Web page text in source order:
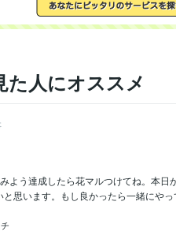
2005年7月 ~ 2006年6月
社 2006年12月 ~ 2013年7月
学校
会社クラウドワークス 2018年1月 ~
クロソフト オフィス スペシャリスト
ドキュメント:5年
PowerPoint:3年
ラーミーショップ:15年
freee:6年勘定奉
恋愛
人にオススメ
よう達成したら花マルつけてね。本
思います。もし良かったら一緒にや